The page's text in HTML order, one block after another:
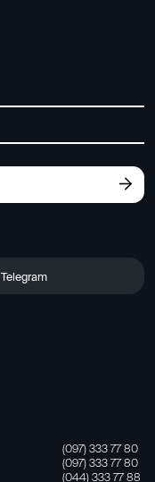
Telegram
(097) 333 77 80
(097) 333 77 80
(044) 333 77 88